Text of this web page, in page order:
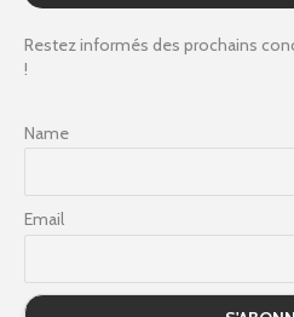
Restez informés des prochains
!
Name
Email